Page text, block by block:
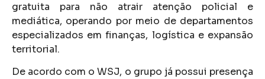
gratuita para não atrair atenção policial e
mediática, operando por meio de departamentos
especializados em finanças, logística e expansão
territorial.
De acordo com o WSJ, o grupo já possui presença